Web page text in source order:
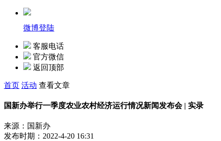
微博登陆
客服电话
官方微信
返回顶部
首页 活动 查看文章
国新办举行一季度农业农村经济运行情况新闻发布会 | 实录
来源：国新办
发布时期：2022-4-20 16:31